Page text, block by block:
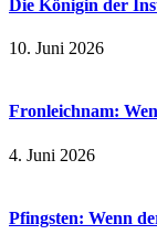
Die Königin der
10. Juni 2026
Fronleichnam:
4. Juni 2026
Pfingsten: Wenn